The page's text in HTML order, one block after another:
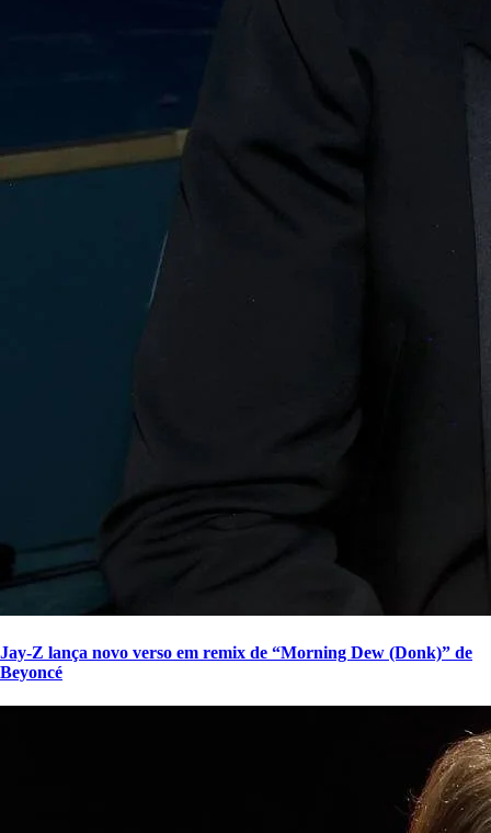
Jay-Z lança novo verso em remix de “Morning Dew (Donk)” de
Beyoncé